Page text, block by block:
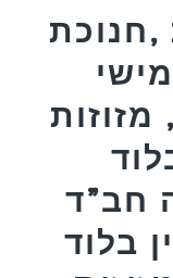
,חנוכת
מזוזות
חב”ד
בלוד